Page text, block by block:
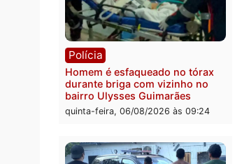
Política
Ministro Dias Tofolli , do TSE,
determina reabertura e
processamento da ação que
pode levar à perda do mandato
da prefeita de Pimenta Bueno